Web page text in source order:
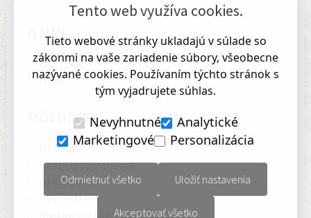
O NÁS
Kontakty
O nás
MÔJ ÚČET
Môj účet
História objednávok
Obľúbené
Newsletter
Nastavenie súkromia
Tento web využíva cookies.
Tieto webové stránky ukladajú v súlade so
zákonmi na vaše zariadenie súbory, všeobecne
nazývané cookies. Používaním týchto stránok s
tým vyjadrujete súhlas.
Nevyhnutné
Analytické
Marketingové
Personalizácia
Odmietnuť všetko Uložiť nastavenia
Akceptovať všetko